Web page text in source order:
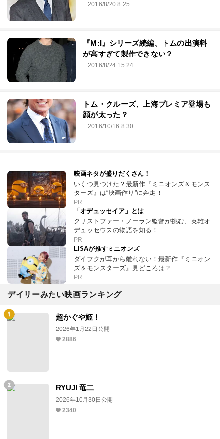
2016/8/20 8:25
『M:I』シリーズ続編、トムの出演料
が高すぎて製作できない？
2016/8/24 15:24
トム・クルーズ、上海プレミア登場も
顔が太った？
2016/10/16 8:30
映画ネタが盛りだくさん！
いくつ見つけた？最新作『ミニオンズ＆モンス
ターズ』は“映画作り”に奔走！
PR
「オデュッセイア」とは
クリストファー・ノーラン監督が挑む、英雄オ
デュッセウスの物語を知る！
PR
LiSAが推すミニオンズ
ダイフクが耳から離れない！最新作『ミニオン
ズ＆モンスターズ』見どころは？
PR
デイリーみたい映画ランキング
超かぐや姫！
2026年1月22日公開
2886
RYUJI 竜二
2026年10月30日公開
2340